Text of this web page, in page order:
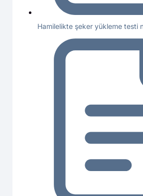
Hamilelikte şeker yükleme testi